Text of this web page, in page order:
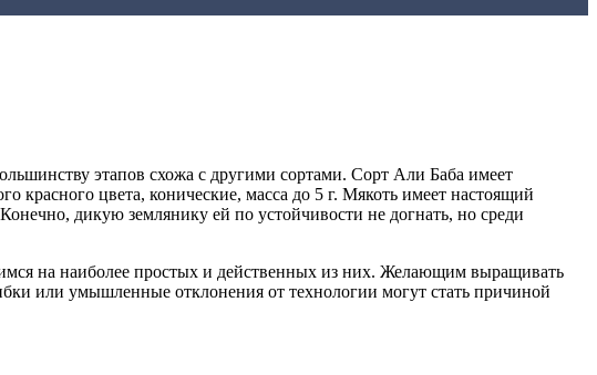
этапов схожа с другими сортами. Сорт Али Баба имеет
красного цвета, конические, масса до 5 г. Мякоть имеет настоящий
дикую землянику ей по устойчивости не догнать, но среди
на наиболее простых и действенных из них. Желающим выращивать
или умышленные отклонения от технологии могут стать причиной